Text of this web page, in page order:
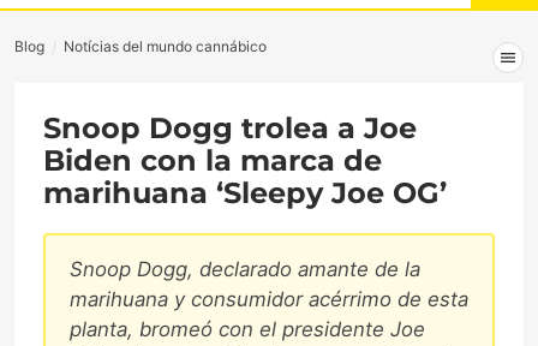
Blog Notícias del mundo cannábico
menu
Snoop Dogg trolea a Joe
Biden con la marca de
marihuana ‘Sleepy Joe OG’
Snoop Dogg, declarado amante de la
marihuana y consumidor acérrimo de esta
planta, bromeó con el presidente Joe